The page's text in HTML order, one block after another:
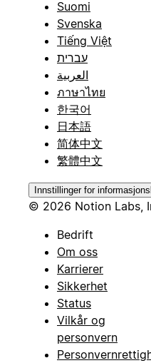
Suomi
Svenska
Tiếng Việt
עברית
العربية
ภาษาไทย
한국어
日本語
简体中文
繁體中文
Innstillinger for
© 2026 Notion Labs,
Bedrift
Om oss
Karrierer
Sikkerhet
Status
Vilkår og
personvern